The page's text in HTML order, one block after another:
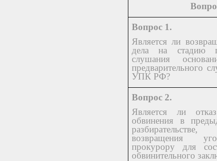
Вопрос 1.
Является ли
дела на стадию
слушания
предварительного
УПК РФ?
Вопрос 2.
Является ли
обвинения в
возвращения
прокурору для
обвинительного